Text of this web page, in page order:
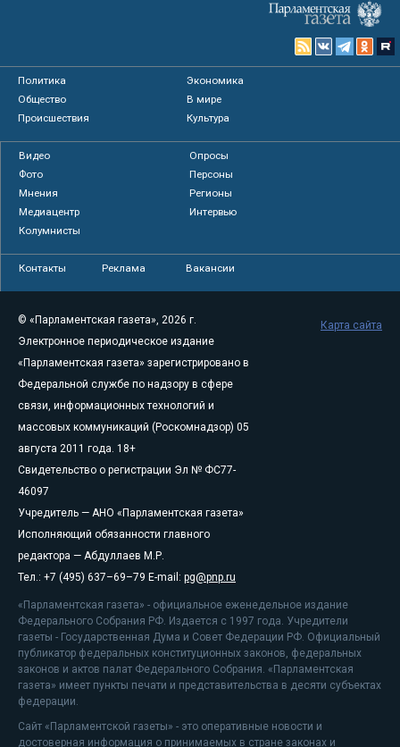
Политика
Экономика
Общество
В мире
Происшествия
Культура
Видео
Опросы
Фото
Персоны
Мнения
Регионы
Медиацентр
Интервью
Колумнисты
Контакты Реклама Вакансии
© «Парламентская газета», 2026 г.
Электронное периодическое издание
«Парламентская газета» зарегистрировано в
Федеральной службе по надзору в сфере
связи, информационных технологий и
массовых коммуникаций (Роскомнадзор) 05
августа 2011 года. 18+
Свидетельство о регистрации Эл № ФС77-
46097
Учредитель — АНО «Парламентская газета»
Исполняющий обязанности главного
редактора — Абдуллаев М.Р.
Тел.: +7 (495) 637–69–79 E-mail: pg@pnp.ru
«Парламентская газета» - официальное еженедельное издание
Федерального Собрания РФ. Издается с 1997 года. Учредители
газеты - Государственная Дума и Совет Федерации РФ. Официальный
публикатор федеральных конституционных законов, федеральных
законов и актов палат Федерального Собрания. «Парламентская
газета» имеет пункты печати и представительства в десяти субъектах
федерации.
Сайт «Парламентской газеты» - это оперативные новости и
достоверная информация о принимаемых в стране законах и
Карта сайта